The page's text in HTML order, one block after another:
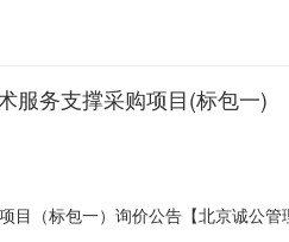
服务支撑采购项目(标包一)
（标包一）询价公告【北京诚公